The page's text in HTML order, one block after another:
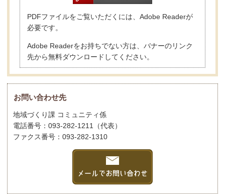
PDFファイルをご覧いただくには、Adobe Readerが
必要です。
Adobe Readerをお持ちでない方は、バナーのリンク
先から無料ダウンロードしてください。
お問い合わせ先
地域づくり課 コミュニティ係
電話番号：093-282-1211（代表）
ファクス番号：093-282-1310